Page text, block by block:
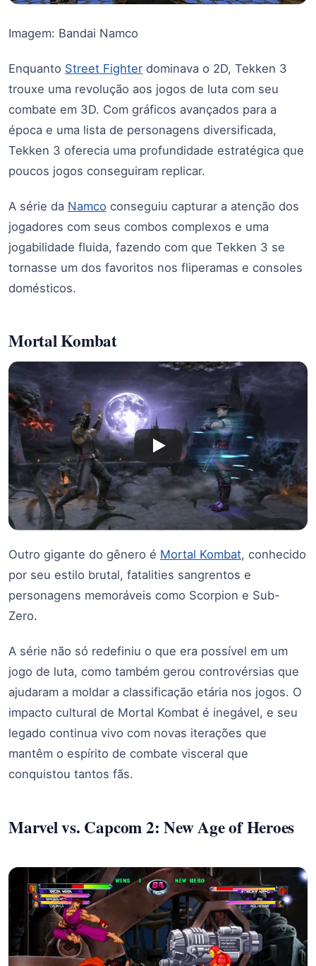
Imagem: Bandai Namco
Enquanto Street Fighter dominava o 2D, Tekken 3
trouxe uma revolução aos jogos de luta com seu
combate em 3D. Com gráficos avançados para a
época e uma lista de personagens diversificada,
Tekken 3 oferecia uma profundidade estratégica que
poucos jogos conseguiram replicar.
A série da Namco conseguiu capturar a atenção dos
jogadores com seus combos complexos e uma
jogabilidade fluida, fazendo com que Tekken 3 se
tornasse um dos favoritos nos fliperamas e consoles
domésticos.
Mortal Kombat
Outro gigante do gênero é Mortal Kombat, conhecido
por seu estilo brutal, fatalities sangrentos e
personagens memoráveis como Scorpion e Sub-
Zero.
A série não só redefiniu o que era possível em um
jogo de luta, como também gerou controvérsias que
ajudaram a moldar a classificação etária nos jogos. O
impacto cultural de Mortal Kombat é inegável, e seu
legado continua vivo com novas iterações que
mantêm o espírito de combate visceral que
conquistou tantos fãs.
Marvel vs. Capcom 2: New Age of Heroes